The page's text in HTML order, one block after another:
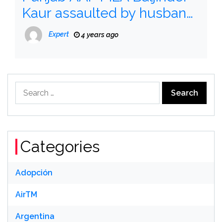
Kaur assaulted by husband,
video goes viral
Expert 4 years ago
for:
Categories
Adopción
AirTM
Argentina